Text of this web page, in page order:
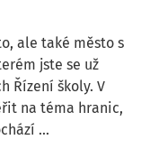
ale také město s
jste se už
Řízení školy. V
na téma hranic,
...